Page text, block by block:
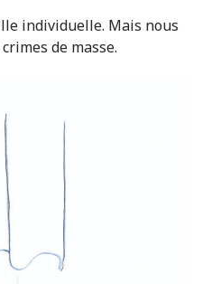
individuelle. Mais nous
de masse.